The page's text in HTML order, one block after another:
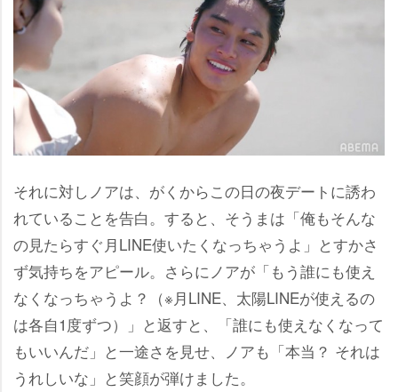
それに対しノアは、がくからこの日の夜デートに誘わ
れていることを告白。すると、そうまは「俺もそんな
の見たらすぐ月LINE使いたくなっちゃうよ」とすかさ
ず気持ちをアピール。さらにノアが「もう誰にも使え
なくなっちゃうよ？（※月LINE、太陽LINEが使えるの
は各自1度ずつ）」と返すと、「誰にも使えなくなって
もいいんだ」と一途さを見せ、ノアも「本当？ それは
うれしいな」と笑顔が弾けました。